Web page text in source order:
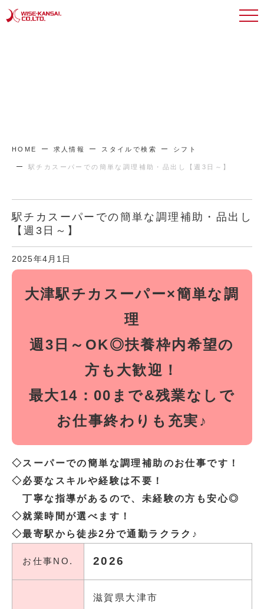
HOME 求人情報 スタイルで検索 シフト
駅チカスーパーでの簡単な調理補助・品出し【週3日～】
駅チカスーパーでの簡単な調理補助・品出し
【週3日～】
2025年4月1日
大津駅チカスーパー×簡単な調
理
週3日～OK◎扶養枠内希望の
方も大歓迎！
最大14：00まで&残業なしで
お仕事終わりも充実♪
◇スーパーでの簡単な調理補助のお仕事です！
◇必要なスキルや経験は不要！
丁寧な指導があるので、未経験の方も安心◎
◇就業時間が選べます！
◇最寄駅から徒歩2分で通勤ラクラク♪
お仕事NO. 2026
滋賀県大津市